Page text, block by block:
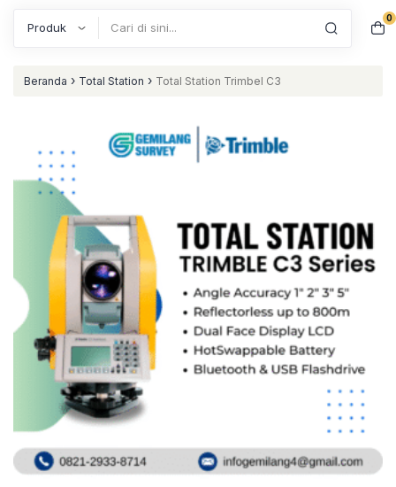
0
Beranda › Total Station › Total Station Trimbel C3